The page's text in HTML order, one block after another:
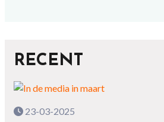
RECENT
23-03-2025